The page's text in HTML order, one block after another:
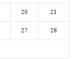
20 21
27 28